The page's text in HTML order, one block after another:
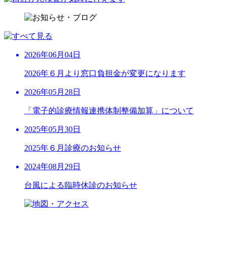
2026年06月04日
2026年６月より窓口負担金が変更になります
2026年05月28日
「電子的診療情報連携体制整備加算」について
2025年05月30日
2025年６月診療のお知らせ
2024年08月29日
台風による臨時休診のお知らせ